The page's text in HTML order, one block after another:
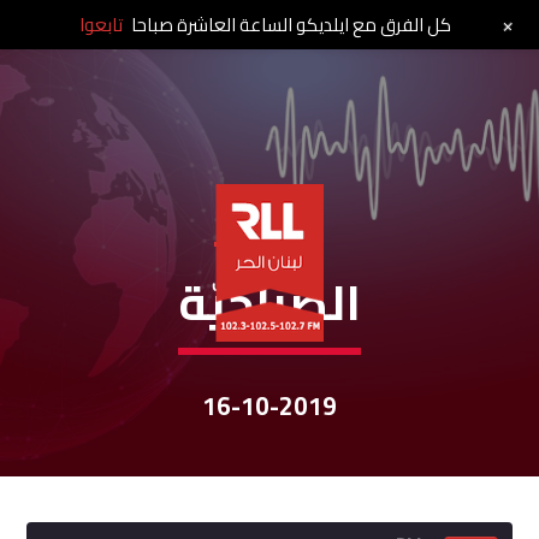
نشرات الأخبار
الصباحيّة
16-10-2019
كل الفرق مع ايلديكو الساعة العاشرة صباحا تابعوا +